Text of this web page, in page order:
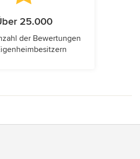
25.000
der Bewertungen